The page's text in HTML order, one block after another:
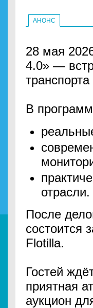
АНОНС
28 мая
4.0» —
В
отрасли.
После
состоится
Flotilla.
Гостей
приятная
аукцион